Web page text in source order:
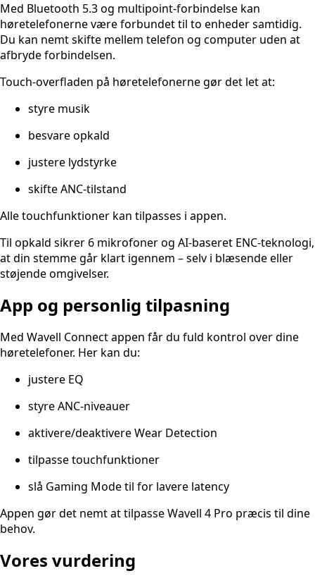
Med Bluetooth 5.3 og multipoint-forbindelse kan
høretelefonerne være forbundet til to enheder samtidig.
Du kan nemt skifte mellem telefon og computer uden at
afbryde forbindelsen.
Touch-overfladen på høretelefonerne gør det let at:
styre musik
besvare opkald
justere lydstyrke
skifte ANC-tilstand
Alle touchfunktioner kan tilpasses i appen.
Til opkald sikrer 6 mikrofoner og AI-baseret ENC-teknologi,
at din stemme går klart igennem – selv i blæsende eller
støjende omgivelser.
App og personlig tilpasning
Med Wavell Connect appen får du fuld kontrol over dine
høretelefoner. Her kan du:
justere EQ
styre ANC-niveauer
aktivere/deaktivere Wear Detection
tilpasse touchfunktioner
slå Gaming Mode til for lavere latency
Appen gør det nemt at tilpasse Wavell 4 Pro præcis til dine
behov.
Vores vurdering